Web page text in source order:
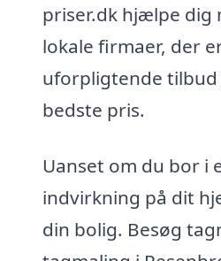
priser.dk hjælpe dig
lokale firmaer, der
uforpligtende tilbud
bedste pris.
Uanset om du bor i
indvirkning på dit
din bolig. Besøg